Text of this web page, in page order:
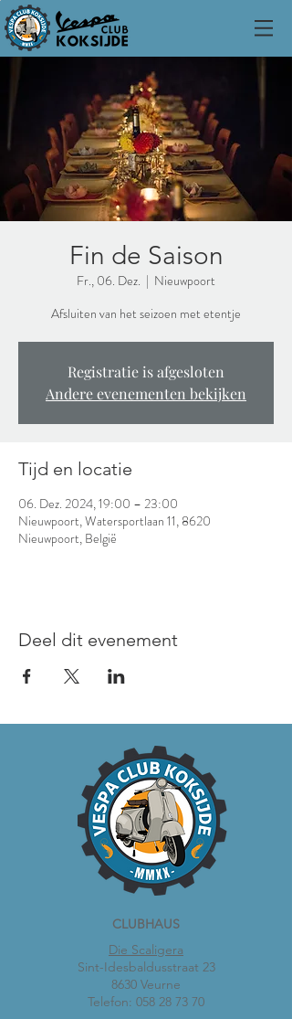
Fin de Saison
Fr., 06. Dez.
  |
Nieuwpoort
Afsluiten van het seizoen met etentje
Registratie is afgesloten
Andere evenementen bekijken
Tijd en locatie
06. Dez. 2024, 19:00 – 23:00
Nieuwpoort, Watersportlaan 11, 8620
Nieuwpoort, België
Deel dit evenement
CLUBHAUS
Die Scaligera
Sint-Idesbaldusstraat 23
8630 Veurne
Telefon: 058 28 73 70